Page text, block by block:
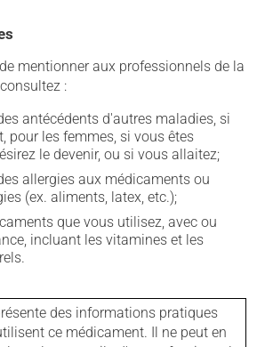
mentionner aux professionnels de la
:
antécédents d'autres maladies, si
pour les femmes, si vous êtes
le devenir, ou si vous allaitez;
allergies aux médicaments ou
(ex. aliments, latex, etc.);
que vous utilisez, avec ou
incluant les vitamines et les
des informations pratiques
ce médicament. Il ne peut en